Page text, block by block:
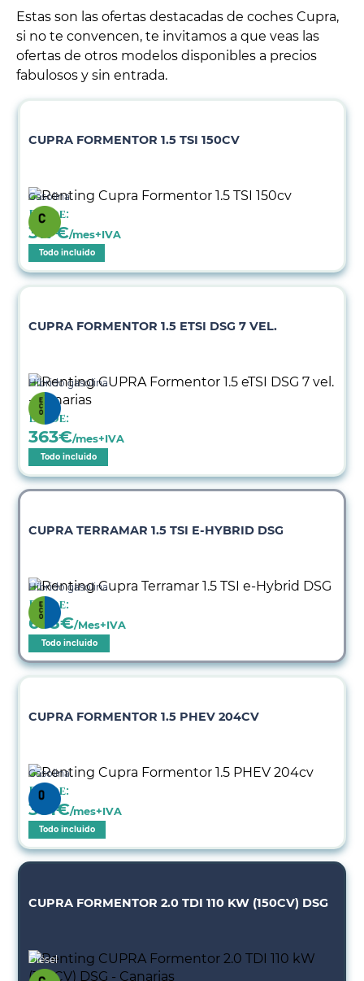
Estas son las ofertas destacadas de coches Cupra,
si no te convencen, te invitamos a que veas las
ofertas de otros modelos disponibles a precios
fabulosos y sin entrada.
CUPRA FORMENTOR 1.5 TSI 150CV
Gasolina
Desde:
317€/mes+IVA
Todo incluido
CUPRA FORMENTOR 1.5 ETSI DSG 7 VEL.
Híbrido gasolina
Desde:
363€/mes+IVA
Todo incluido
CUPRA TERRAMAR 1.5 TSI E-HYBRID DSG
Híbrido gasolina
Desde:
638€/Mes+IVA
Todo incluido
CUPRA FORMENTOR 1.5 PHEV 204CV
Gasolina
Desde:
381€/mes+IVA
Todo incluido
CUPRA FORMENTOR 2.0 TDI 110 KW (150CV) DSG
Diésel